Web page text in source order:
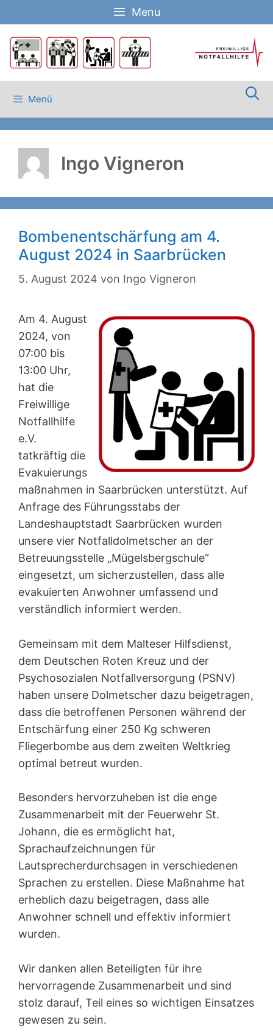
Inhalt
springen
Menu
Menü
Ingo Vigneron
Bombenentschärfung am 4.
August 2024 in Saarbrücken
5. August 2024 von Ingo Vigneron
Am 4. August
2024, von
07:00 bis
13:00 Uhr,
hat die
Freiwillige
Notfallhilfe
e.V.
tatkräftig die
Evakuierungs
maßnahmen in Saarbrücken unterstützt. Auf
Anfrage des Führungsstabs der
Landeshauptstadt Saarbrücken wurden
unsere vier Notfalldolmetscher an der
Betreuungsstelle „Mügelsbergschule“
eingesetzt, um sicherzustellen, dass alle
evakuierten Anwohner umfassend und
verständlich informiert werden.
Gemeinsam mit dem Malteser Hilfsdienst,
dem Deutschen Roten Kreuz und der
Psychosozialen Notfallversorgung (PSNV)
haben unsere Dolmetscher dazu beigetragen,
dass die betroffenen Personen während der
Entschärfung einer 250 Kg schweren
Fliegerbombe aus dem zweiten Weltkrieg
optimal betreut wurden.
Besonders hervorzuheben ist die enge
Zusammenarbeit mit der Feuerwehr St.
Johann, die es ermöglicht hat,
Sprachaufzeichnungen für
Lautsprecherdurchsagen in verschiedenen
Sprachen zu erstellen. Diese Maßnahme hat
erheblich dazu beigetragen, dass alle
Anwohner schnell und effektiv informiert
wurden.
Wir danken allen Beteiligten für ihre
hervorragende Zusammenarbeit und sind
stolz darauf, Teil eines so wichtigen Einsatzes
gewesen zu sein.